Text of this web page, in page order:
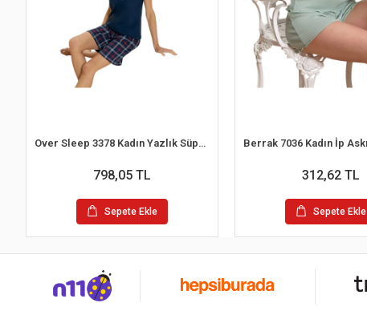
Over Sleep 3378 Kadın Yazlık Süprem Şort Pijama Takım (M-L-XL-XXL)
798,05 TL
Sepete Ekle
312,62 TL
Sepete Ekle